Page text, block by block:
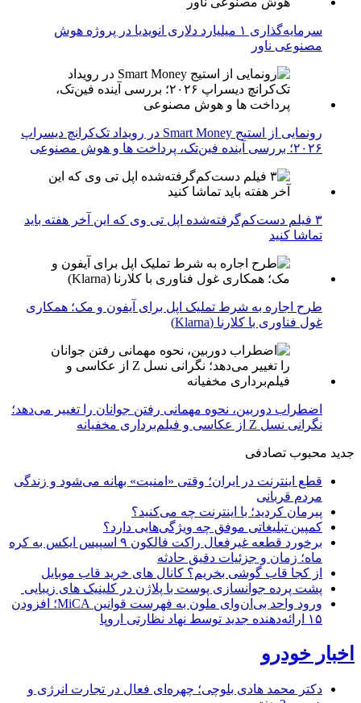
سرمایه‌گذاری ۱ میلیارد دلاری انویدیا در پروژه هوش
مصنوعی ناور
رونمایی از استیج Smart Money در رویداد تک‌کرانچ دیسراپ
۲۰۲۶؛ بررسی آینده فین‌تک، پرداخت‌ ها و هوش مصنوعی
۳ فیلم دست‌کم‌گرفته‌شده اپل تی وی که این آخر هفته باید
تماشا کنید
طرح اجاره به شرط تملیک اپل برای آیفون و مک؛ همکاری
غول فناوری با کلارنا (Klarna)
اضطراب دوربین، نحوه مهمانی رفتن جوانان را تغییر می‌دهد؛
نگرانی نسل Z از عکاسی و فیلم‌برداری مخفیانه
جدید محبوب تصادفی
قطع اینترنت در ایران؛ وقتی «امنیت» بهانه می‌شود و زندگی
مردم قربانی
پیرمان کردید؛ با اینترنت چه می‌کنید؟
کمپین تبلیغاتی موفق چه ویژگی‌هایی دارد؟
برخورد قطعه غیرفعال راکت فالکون ۹ اسپیس ایکس به کره
ماه؛ زمان و جزئیات دقیق حادثه
از کجا قاب گوشی بخریم؟ کانال های خرید قاب موبایل
پشت پرده جوانسازی پوست با پلاژن در کلینیک های زیبایی
ورود واحد بی‌ان‌وای ملون به فهرست قوانین MiCA؛ افزودن
۱۵ ارائه‌دهنده جدید توسط نهاد نظارتی اروپا
اخبار خودرو
دکتر محمد هادی بلوچی؛ چهره‌ای فعال در تجارت انرژی و